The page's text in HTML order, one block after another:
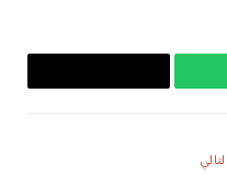
Copy
التالي